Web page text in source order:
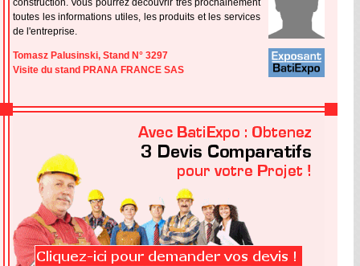
construction. Vous pourrez découvrir très prochainement
toutes les informations utiles, les produits et les services
de l'entreprise.
Tomasz Palusinski, Stand N° 3297
Visite du stand PRANA FRANCE SAS